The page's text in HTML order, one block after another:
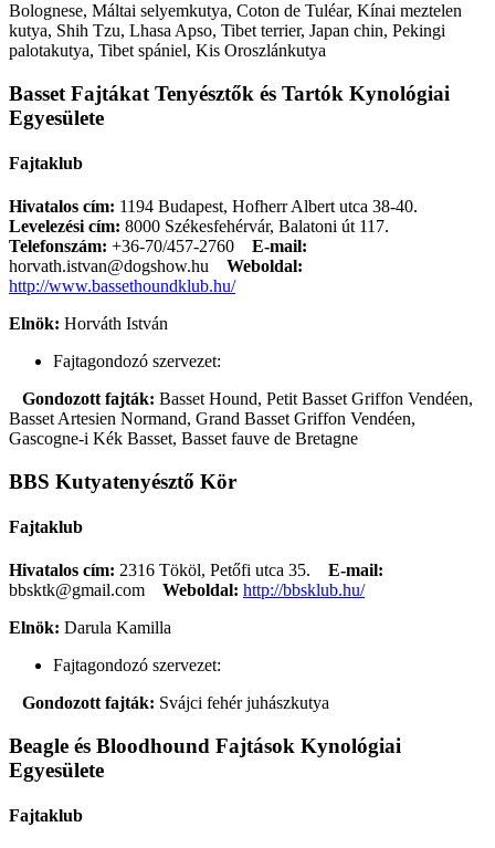
Bolognese, Máltai selyemkutya, Coton de Tuléar, Kínai meztelen
kutya, Shih Tzu, Lhasa Apso, Tibet terrier, Japan chin, Pekingi
palotakutya, Tibet spániel, Kis Oroszlánkutya
Basset Fajtákat Tenyésztők és Tartók Kynológiai
Egyesülete
Fajtaklub
Hivatalos cím: 1194 Budapest, Hofherr Albert utca 38-40.
Levelezési cím: 8000 Székesfehérvár, Balatoni út 117.
Telefonszám: +36-70/457-2760
E-mail:
horvath.istvan@dogshow.hu
Weboldal:
http://www.bassethoundklub.hu/
Elnök: Horváth István
Fajtagondozó szervezet:
Gondozott fajták: Basset Hound, Petit Basset Griffon Vendéen,
Basset Artesien Normand, Grand Basset Griffon Vendéen,
Gascogne-i Kék Basset, Basset fauve de Bretagne
BBS Kutyatenyésztő Kör
Fajtaklub
Hivatalos cím: 2316 Tököl, Petőfi utca 35. E-mail:
bbsktk@gmail.com
Weboldal: http://bbsklub.hu/
Elnök: Darula Kamilla
Fajtagondozó szervezet:
Gondozott fajták: Svájci fehér juhászkutya
Beagle és Bloodhound Fajtások Kynológiai
Egyesülete
Fajtaklub